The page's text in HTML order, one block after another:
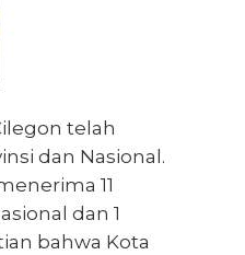
telah
dan Nasional.
11
dan 1
bahwa Kota